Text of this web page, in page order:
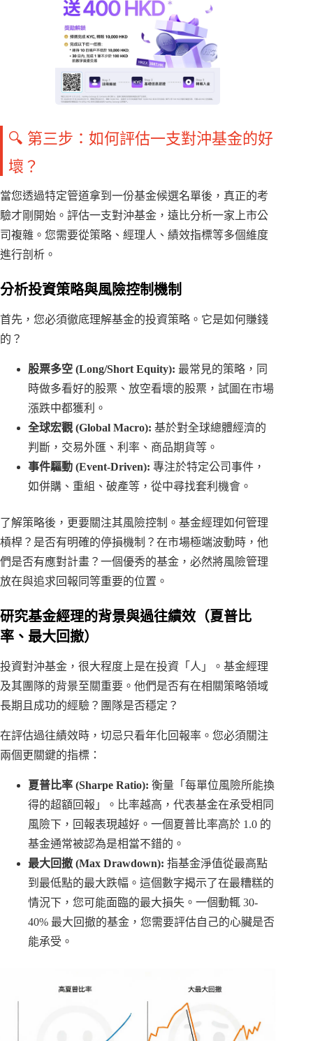
🔍 第三步：如何評估一支對沖基金的好
壞？
當您透過特定管道拿到一份基金候選名單後，真正的考
驗才剛開始。評估一支對沖基金，遠比分析一家上市公
司複雜。您需要從策略、經理人、績效指標等多個維度
進行剖析。
分析投資策略與風險控制機制
首先，您必須徹底理解基金的投資策略。它是如何賺錢
的？
股票多空 (Long/Short Equity): 最常見的策略，同
時做多看好的股票、放空看壞的股票，試圖在市場
漲跌中都獲利。
全球宏觀 (Global Macro): 基於對全球總體經濟的
判斷，交易外匯、利率、商品期貨等。
事件驅動 (Event-Driven): 專注於特定公司事件，
如併購、重組、破產等，從中尋找套利機會。
了解策略後，更要關注其風險控制。基金經理如何管理
槓桿？是否有明確的停損機制？在市場極端波動時，他
們是否有應對計畫？一個優秀的基金，必然將風險管理
放在與追求回報同等重要的位置。
研究基金經理的背景與過往績效（夏普比
率、最大回撤）
投資對沖基金，很大程度上是在投資「人」。基金經理
及其團隊的背景至關重要。他們是否有在相關策略領域
長期且成功的經驗？團隊是否穩定？
在評估過往績效時，切忌只看年化回報率。您必須關注
兩個更關鍵的指標：
夏普比率 (Sharpe Ratio): 衡量「每單位風險所能換
得的超額回報」。比率越高，代表基金在承受相同
風險下，回報表現越好。一個夏普比率高於 1.0 的
基金通常被認為是相當不錯的。
最大回撤 (Max Drawdown): 指基金淨值從最高點
到最低點的最大跌幅。這個數字揭示了在最糟糕的
情況下，您可能面臨的最大損失。一個動輒 30-
40% 最大回撤的基金，您需要評估自己的心臟是否
能承受。